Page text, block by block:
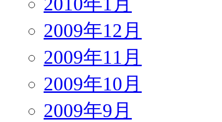
2009年12月
2009年11月
2009年10月
2009年9月